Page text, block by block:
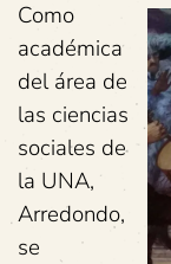
Como
académica
del área de
las ciencias
sociales de
la UNA,
Arredondo,
se